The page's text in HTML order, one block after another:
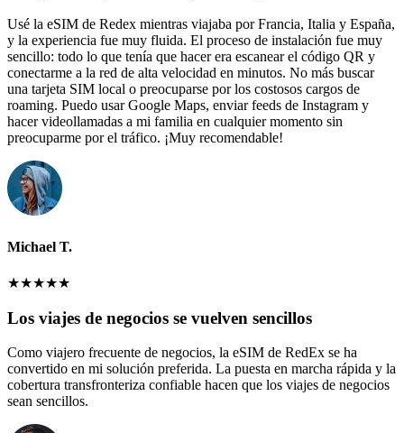
Usé la eSIM de Redex mientras viajaba por Francia, Italia y España,
y la experiencia fue muy fluida. El proceso de instalación fue muy
sencillo: todo lo que tenía que hacer era escanear el código QR y
conectarme a la red de alta velocidad en minutos. No más buscar
una tarjeta SIM local o preocuparse por los costosos cargos de
roaming. Puedo usar Google Maps, enviar feeds de Instagram y
hacer videollamadas a mi familia en cualquier momento sin
preocuparme por el tráfico. ¡Muy recomendable!
Michael T.
★★★★★
Los viajes de negocios se vuelven sencillos
Como viajero frecuente de negocios, la eSIM de RedEx se ha
convertido en mi solución preferida. La puesta en marcha rápida y la
cobertura transfronteriza confiable hacen que los viajes de negocios
sean sencillos.